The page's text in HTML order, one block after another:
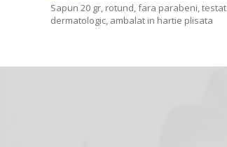
Sapun 20 gr, rotund, fara parabeni, testat
dermatologic, ambalat in hartie plisata